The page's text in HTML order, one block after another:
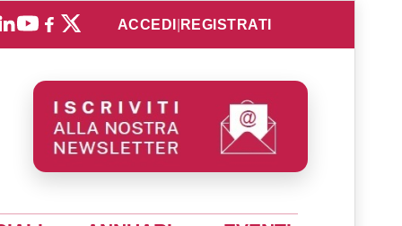
ACCEDI REGISTRATI